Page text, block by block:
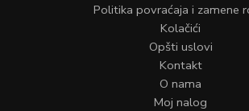
Politika povraćaja i zamene
Kolačići
Opšti uslovi
Kontakt
O nama
Moj nalog